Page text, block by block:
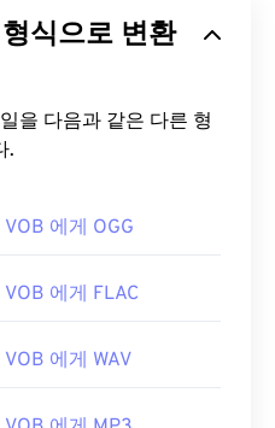
식으로 변환
.
VOB 에게 OGG
VOB 에게 FLAC
VOB 에게 WAV